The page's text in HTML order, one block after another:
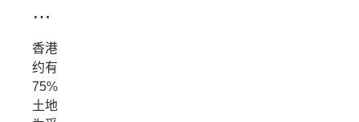
环
抱
香港
约有
75%
土地